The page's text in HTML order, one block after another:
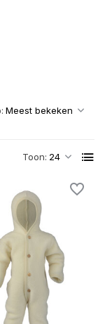
Toon: